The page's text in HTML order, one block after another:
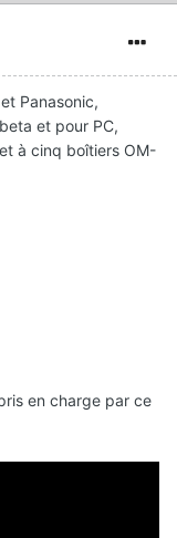
Panasonic,
et pour PC,
à cinq boîtiers OM-
en charge par ce